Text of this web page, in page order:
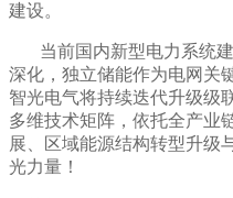
建设。
当前国内新型电力系统建
深化，独立储能作为电网关
智光电气将持续迭代升级级
多维技术矩阵，依托全产业
展、区域能源结构转型升级
光力量！